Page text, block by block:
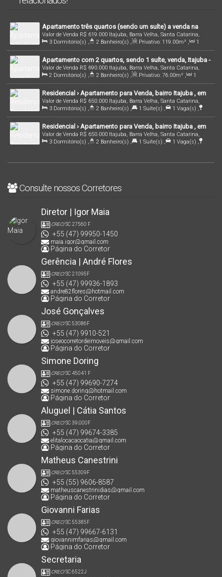
Apartamento três quartos (sendo um suíte) a venda na
região de Barra Velha/SC!
R$ 619.000
Valor de Venda
Itajuba, Barra Velha, Santa Catarina,
Brasil
3 Dormitório(s) , 2 Banheiro(s) , Privativo: 119.00m² ,
1
Sala(s) , 1 Suíte(s) , 2 Vaga(s) , 350mDistância do Mar
Apartamento com 2 quartos, sendo 1 suíte, venda, Itajuba -
Barra Velha/SC
R$ 690.000
Valor de Venda
Itajuba, Barra Velha, Santa Catarina,
Brasil
2 Dormitório(s) , 2 Banheiro(s) , Privativo: 76.00m² ,
1
Sala(s) , 1 Suíte(s) , 1 Vaga(s) , 950mDistância do Mar ,
Útil:
77.00m²
Residencial › Apartamento para Venda, bairro Itajuba , em
Barra Velha /SC | Cód.: 2725
R$ 650.000
Valor de Venda
Itajuba, Barra Velha, Santa Catarina,
Brasil
3 Dormitório(s) , 2 Banheiro(s) , 1 Suíte(s) , 1 Vaga(s) ,
500mDistância do Mar
Residencial › Apartamento para Venda, bairro Itajuba , em
Barra Velha /SC | Cód.: 2726
R$ 650.000
Valor de Venda
Itajuba, Barra Velha, Santa Catarina,
Brasil
3 Dormitório(s) , 2 Banheiro(s) , 1 Suíte(s) , 1 Vaga(s) ,
Consulte nossos Corretores
Diretor | Igor Maia
CRECISC 27560 F
+55 (47) 99950-1450
maia.igor@gmail.com
Página do Corretor
Gerência | André Flores
CRECISC 21095F
+55 (47) 99936-1893
andre82flores@hotmail.com
Página do Corretor
José Gonçalves
CRECISC 53086F
+55 (47) 9910-521
joseocorretordeimoveis@gmail.com
Página do Corretor
Simone Doring
CRECISC 45041 F
+55 (47) 99690-7274
simone.doring@hotmail.com
Página do Corretor
Aluguel | Cátia Santos
CRECISC 39.000F
+55 (47) 99674-3385
elitalocacaocatia@gmail.com
Página do Corretor
Matheus Canestrini
CRECISC 55309F
+55 (55) 9606-8587
matheuscanestrinidias@gmail.com
Página do Corretor
Giovanni Farias
CRECISC 55385F
+55 (47) 99667-6131
giovannimfarias@gmail.com
Página do Corretor
Secretaria
CRECISC 6522J